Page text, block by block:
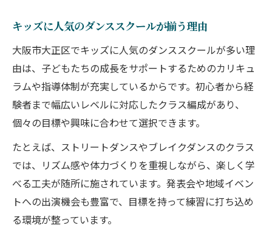
力
体験レッスン活用で安心のスクール選び
体験レッスンで見極めるダンススクールの
質
初めてでも安心できる体験レッスンの流れ
体験後に比較したいダンススクールの特徴
保護者がチェックすべき体験レッスンポイ
ント
ダンススクール選びに活かす体験者の声
キッズに人気のダンススクールが揃う理由
大阪市大正区でキッズに人気のダンススクールが多い理
由は、子どもたちの成長をサポートするためのカリキュ
ラムや指導体制が充実しているからです。初心者から経
験者まで幅広いレベルに対応したクラス編成があり、
個々の目標や興味に合わせて選択できます。
たとえば、ストリートダンスやブレイクダンスのクラス
では、リズム感や体力づくりを重視しながら、楽しく学
べる工夫が随所に施されています。発表会や地域イベン
トへの出演機会も豊富で、目標を持って練習に打ち込め
る環境が整っています。